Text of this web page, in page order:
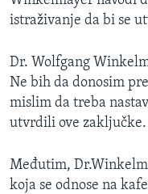
istraživanje da bi se
Dr. Wolfgang
Ne bih da donosim
mislim da treba
utvrdili ove zaključke.
Međutim,
koja se odnose na